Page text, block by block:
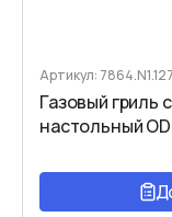
Артикул:
Газовый гриль
настольный